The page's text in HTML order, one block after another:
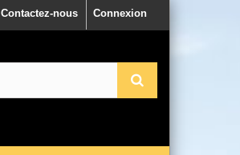
Connexion
Contactez-nous